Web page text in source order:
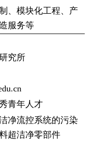
、模块化工程、产
服务等
究所
青年人才
净流控系统的污染
超洁净零部件